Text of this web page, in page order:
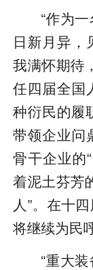
“作为
日新月异，
我满怀期待
任四届全国
种衍民的履
带领企业问
骨干企业的
着泥土芬芳
人”。在十
将继续为民
“重大